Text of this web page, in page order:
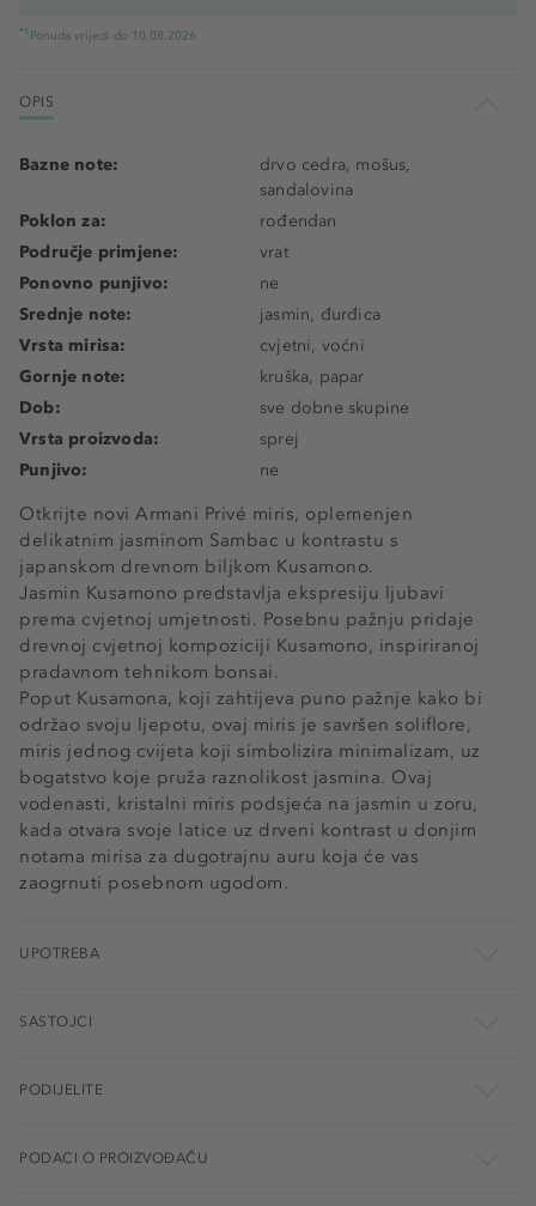
*1 Ponuda vrijedi do 10.08.2026
OPIS
Otkrijte novi Armani Privé miris, oplemenjen
delikatnim jasminom Sambac u kontrastu s
japanskom drevnom biljkom Kusamono.
Jasmin Kusamono predstavlja ekspresiju ljubavi
prema cvjetnoj umjetnosti. Posebnu pažnju pridaje
drevnoj cvjetnoj kompoziciji Kusamono, inspiriranoj
pradavnom tehnikom bonsai.
Poput Kusamona, koji zahtijeva puno pažnje kako bi
održao svoju ljepotu, ovaj miris je savršen soliflore,
miris jednog cvijeta koji simbolizira minimalizam, uz
bogatstvo koje pruža raznolikost jasmina. Ovaj
vodenasti, kristalni miris podsjeća na jasmin u zoru,
kada otvara svoje latice uz drveni kontrast u donjim
notama mirisa za dugotrajnu auru koja će vas
zaogrnuti posebnom ugodom.
Bazne note:
drvo cedra, mošus,
sandalovina
Poklon za:
rođendan
Područje primjene:
vrat
Ponovno punjivo:
ne
Srednje note:
jasmin, đurđica
Vrsta mirisa:
cvjetni, voćni
Gornje note:
kruška, papar
Dob:
sve dobne skupine
Vrsta proizvoda:
sprej
Punjivo:
ne
UPOTREBA
SASTOJCI
PODIJELITE
PODACI O PROIZVOĐAČU